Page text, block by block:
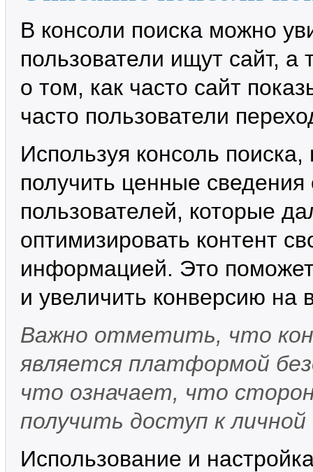
В консоли поиска можно
пользователи ищут сайт,
о том, как часто сайт
часто пользователи
Используя консоль
получить ценные сведения
пользователей, которые
оптимизировать контент
информацией. Это
и увеличить конверсию на
Важно отметить, что
является платформой
что означает, что
получить доступ к
Использование и